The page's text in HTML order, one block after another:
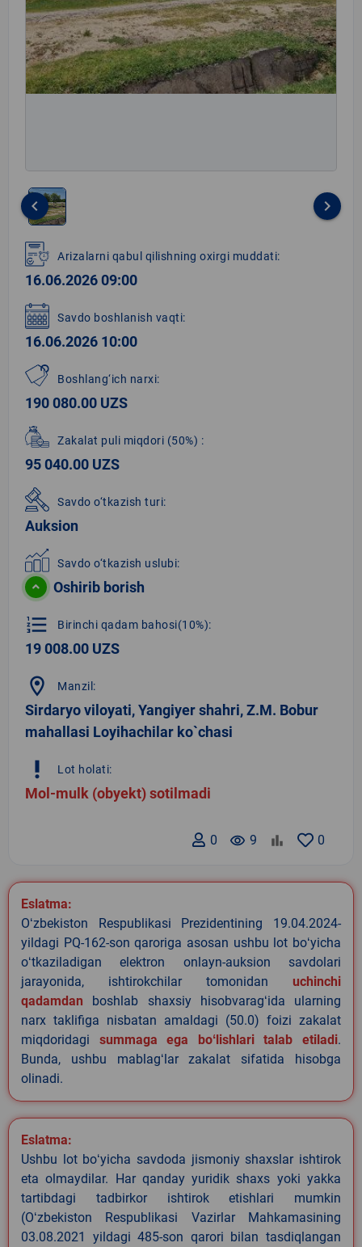
1
of
1
keyboard_arrow_left keyboard_arrow_right
Arizalarni qabul qilishning oxirgi muddati:
16.06.2026 09:00
Savdo boshlanish vaqti:
16.06.2026 10:00
Boshlang‘ich narxi:
190 080.00 UZS
Zakalat puli miqdori (50%) :
95 040.00 UZS
Savdo o‘tkazish turi:
Auksion
Savdo o‘tkazish uslubi:
Oshirib borish
format_list_numbered Birinchi qadam bahosi(10%):
19 008.00 UZS
location_on Manzil:
Sirdaryo viloyati, Yangiyer shahri, Z.M. Bobur
mahallasi Loyihachilar ko`chasi
priority_high Lot holati:
Mol-mulk (obyekt) sotilmadi
0
remove_red_eye 9
0
Eslatma:
Oʻzbekiston Respublikasi Prezidentining 19.04.2024-
yildagi PQ-162-son qaroriga asosan ushbu lot boʻyicha
oʻtkaziladigan elektron onlayn-auksion savdolari
jarayonida, ishtirokchilar tomonidan uchinchi
qadamdan boshlab shaxsiy hisobvaragʻida ularning
narx taklifiga nisbatan amaldagi (50.0) foizi zakalat
miqdoridagi summaga ega boʻlishlari talab etiladi.
Bunda, ushbu mablagʻlar zakalat sifatida hisobga
olinadi.
Eslatma:
Ushbu lot boʻyicha savdoda jismoniy shaxslar ishtirok
eta olmaydilar. Har qanday yuridik shaxs yoki yakka
tartibdagi tadbirkor ishtirok etishlari mumkin
(Oʻzbekiston Respublikasi Vazirlar Mahkamasining
03.08.2021 yildagi 485-son qarori bilan tasdiqlangan